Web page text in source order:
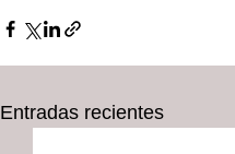
Entradas recientes